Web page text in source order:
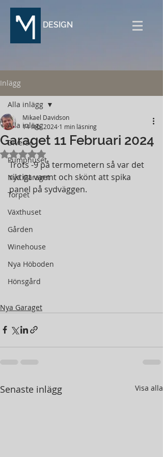
DESIGN
Inlägg
Alla inlägg
Diverse
Pumphuset
Nya Garaget
Torpet
Växthuset
Gården
Winehouse
Nya Höboden
Hönsgård
Alla inlägg
Garaget 11 Februari 2024
Mikael Davidson
14 feb. 2024 1 min läsning
Betygsatt till NaN av 5 stjärnor.
Trots -9 på termometern så var det
riktigt varmt och skönt att spika
panel på sydväggen.
Nya Garaget
Senaste inlägg Visa alla